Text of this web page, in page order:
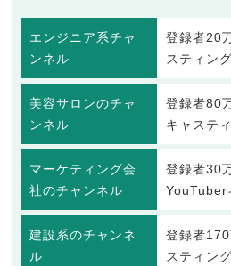
エンジニア系チャ
ンネル
登録者20
スティング
美容サロンのチャ
ンネル
登録者80
キャステ
マーケティング会
社のチャンネル
登録者30
YouTuber
建設系のチャンネ
ル
登録者
スティング